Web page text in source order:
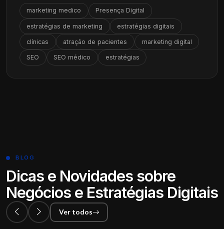
marketing medico Presença Digital
estratégias de marketing estratégias digitais
clínicas atração de pacientes marketing digital
SEO SEO médico estratégias
BLOG
Dicas e Novidades sobre
Negócios e Estratégias Digitais
Ver todos